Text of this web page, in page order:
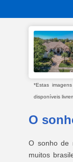
*Estas
disponíveis
O
O sonho de
muitos